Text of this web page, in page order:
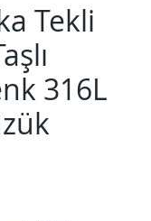
Tekli
316L